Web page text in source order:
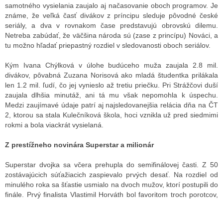
INTERNET
RÁDIA
STRÁNKY TV
TISK
STÁT BLOGEREM
samotného vysielania zaujalo aj načasovanie oboch programov. Je
známe, že veľká časť divákov z príncipu sleduje pôvodné české
seriály, a dva v rovnakom čase predstavujú obrovskú dilemu.
Netreba zabúdať, že väčšina národa sú (zase z princípu) Nováci, a
tu možno hľadať priepastný rozdiel v sledovanosti oboch seriálov.
Kým Ivana Chýlková v úlohe budúceho muža zaujala 2.8 mil.
divákov, pôvabná Zuzana Norisová ako mladá študentka prilákala
len 1.2 mil. ľudí, čo jej vynieslo až tretiu priečku. Pri Strážčovi duší
zaujala dlhšia minutáž, ani tá mu však nepomohla k úspechu.
Medzi zaujímavé údaje patrí aj najsledovanejšia relácia dňa na ČT
2, ktorou sa stala Kulečníková škola, hoci vznikla už pred siedmimi
rokmi a bola viackrát vysielaná.
Z prestížneho novinára Superstar a milionár
Superstar dvojka sa včera prehupla do semifinálovej časti. Z 50
zostávajúcich súťažiacich zaspievalo prvých desať. Na rozdiel od
minulého roka sa šťastie usmialo na dvoch mužov, ktorí postupili do
finále. Prvý finalista Vlastimil Horváth bol favoritom troch porotcov,